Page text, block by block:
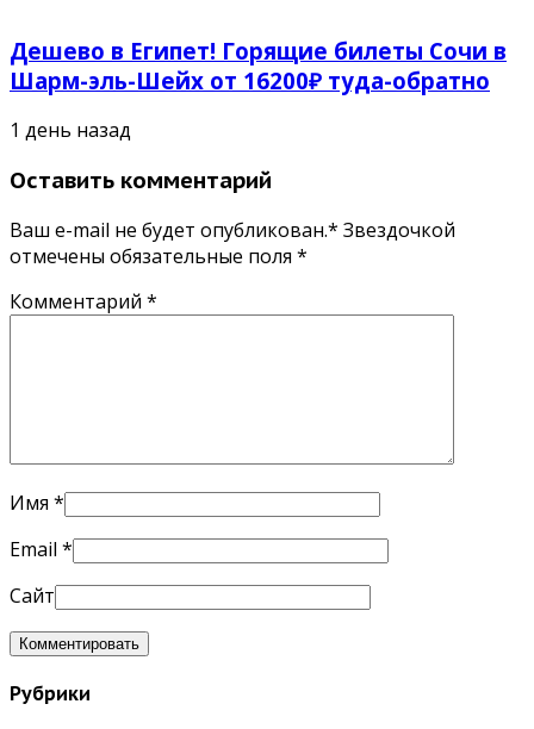
Дешево в Египет! Горящие билеты Сочи в
Шарм-эль-Шейх от 16200₽ туда-обратно
1 день назад
Оставить комментарий
Ваш e-mail не будет опубликован.* Звездочкой
отмечены обязательные поля *
Комментарий *
Имя *
Email *
Сайт
Рубрики